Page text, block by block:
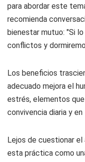
para abordar este
recomienda
bienestar mutuo: "Si
conflictos y
Los beneficios
adecuado mejora el
estrés, elementos
convivencia diaria y
Lejos de cuestionar el
esta práctica como